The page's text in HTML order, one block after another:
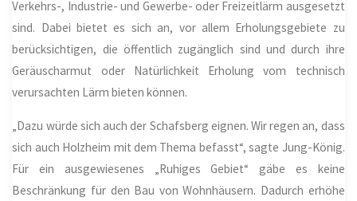
Verkehrs-, Industrie- und Gewerbe- oder Freizeitlärm ausgesetzt
sind. Dabei bietet es sich an, vor allem Erholungsgebiete zu
berücksichtigen, die öffentlich zugänglich sind und durch ihre
Geräuscharmut oder Natürlichkeit Erholung vom technisch
verursachten Lärm bieten können.
„Dazu würde sich auch der Schafsberg eignen. Wir regen an, dass
sich auch Holzheim mit dem Thema befasst“, sagte Jung-König.
Für ein ausgewiesenes „Ruhiges Gebiet“ gäbe es keine
Beschränkung für den Bau von Wohnhäusern. Dadurch erhöhe